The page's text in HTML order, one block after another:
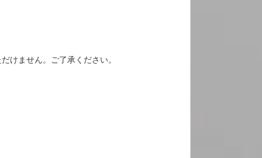
けません。ご了承ください。